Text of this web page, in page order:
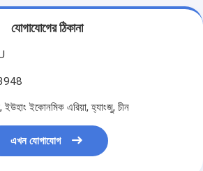
যোগাযোগের ঠিকানা
ইকোনমিক এরিয়া, হ্যাংজু, চীন
এখন যোগাযোগ